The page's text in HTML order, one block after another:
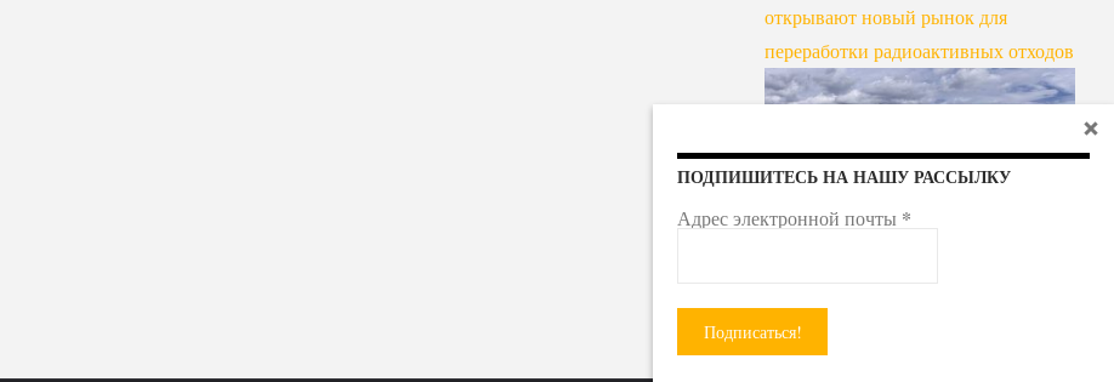
открывают новый рынок для
переработки радиоактивных отходов
ПОДПИШИТЕСЬ НА НАШУ РАССЫЛКУ
Адрес электронной почты *